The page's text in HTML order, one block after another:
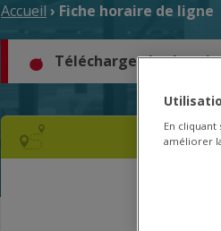
Accueil › Fiche horaire de ligne
Téléchargez les
En
améliorer